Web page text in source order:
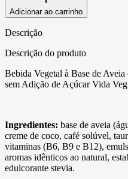
Adicionar ao carrinho
Descrição
Descrição do produto
Bebida Vegetal à Base de
sem Adição de Açúcar Vida
Ingredientes: base de aveia
creme de coco, café solúvel,
vitaminas (B6, B9 e B12),
aromas idênticos ao natural,
edulcorante stevia.